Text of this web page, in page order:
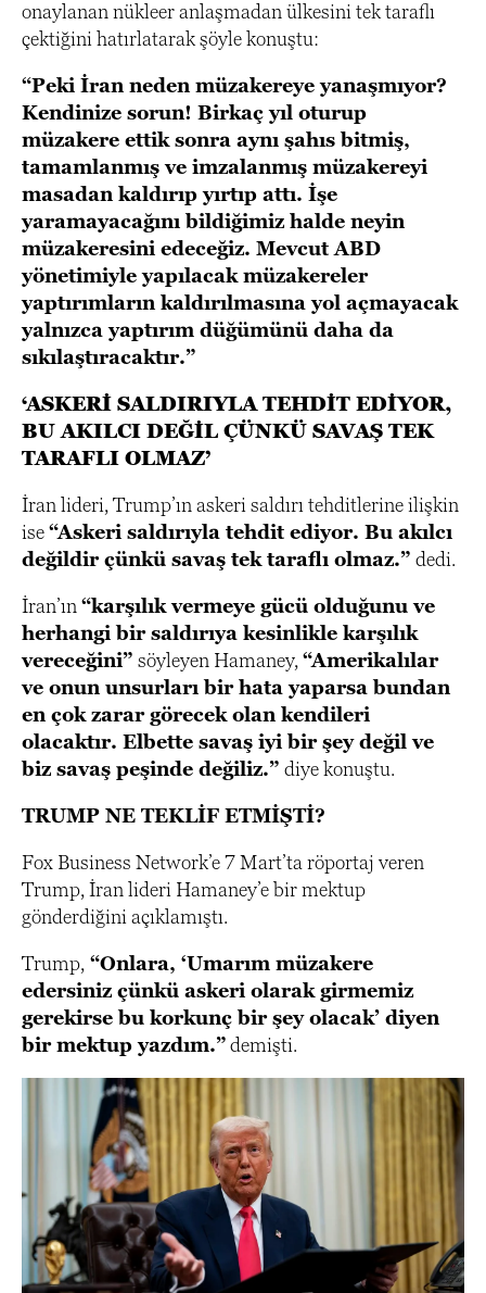
onaylanan nükleer anlaşmadan ülkesini tek taraflı
çektiğini hatırlatarak şöyle konuştu:
“Peki İran neden müzakereye yanaşmıyor?
Kendinize sorun! Birkaç yıl oturup
müzakere ettik sonra aynı şahıs bitmiş,
tamamlanmış ve imzalanmış müzakereyi
masadan kaldırıp yırtıp attı. İşe
yaramayacağını bildiğimiz halde neyin
müzakeresini edeceğiz. Mevcut ABD
yönetimiyle yapılacak müzakereler
yaptırımların kaldırılmasına yol açmayacak
yalnızca yaptırım düğümünü daha da
sıkılaştıracaktır.”
‘ASKERİ SALDIRIYLA TEHDİT EDİYOR,
BU AKILCI DEĞİL ÇÜNKÜ SAVAŞ TEK
TARAFLI OLMAZ’
İran lideri, Trump’ın askeri saldırı tehditlerine ilişkin
ise“Askeri saldırıyla tehdit ediyor. Bu akılcı
değildir çünkü savaş tek taraflı olmaz.” dedi.
İran’ın“karşılık vermeye gücü olduğunu ve
herhangi bir saldırıya kesinlikle karşılık
vereceğini” söyleyen Hamaney,“Amerikalılar
ve onun unsurları bir hata yaparsa bundan
en çok zarar görecek olan kendileri
olacaktır. Elbette savaş iyi bir şey değil ve
biz savaş peşinde değiliz.” diye konuştu.
TRUMP NE TEKLİF ETMİŞTİ?
Fox Business Network’e 7 Mart’ta röportaj veren
Trump, İran lideri Hamaney’e bir mektup
gönderdiğini açıklamıştı.
Trump, “Onlara, ‘Umarım müzakere
edersiniz çünkü askeri olarak girmemiz
gerekirse bu korkunç bir şey olacak’ diyen
bir mektup yazdım.”demişti.